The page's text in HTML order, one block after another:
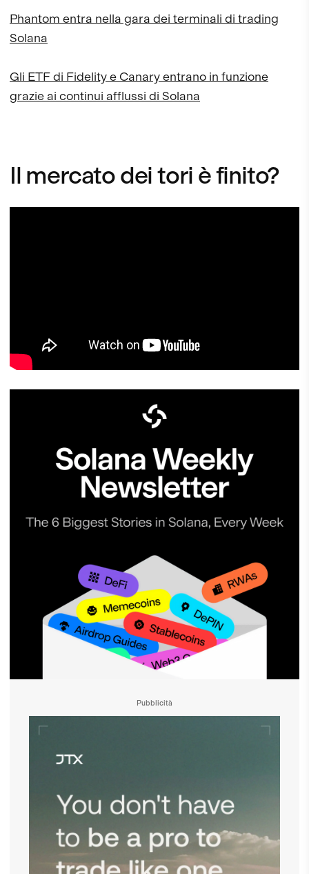
Phantom entra nella gara dei terminali di trading
Solana
Gli ETF di Fidelity e Canary entrano in funzione
grazie ai continui afflussi di Solana
Il mercato dei tori è finito?
Pubblicità